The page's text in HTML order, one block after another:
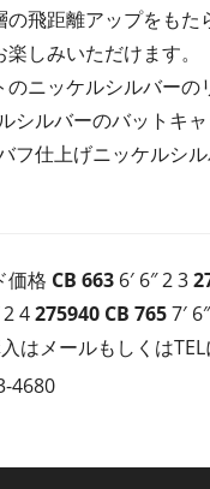
飛距離アップをも
しみいただけます
ニッケルシルバー
シルバーのバットキ
フ仕上げニッケルシ
価格 CB 663 6′ 6″ 2 3
2 4275940 CB 7657′
はメールもしくはTEL
4680